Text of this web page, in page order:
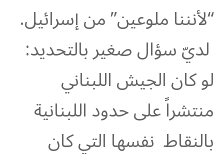
“لأنننا ملوعين” من إسرائيل.
لديّ سؤال صغير بالتحديد:
لو كان الجيش اللبناني
منتشراً على حدود اللبنانية
بالنقاط نفسها التي كان